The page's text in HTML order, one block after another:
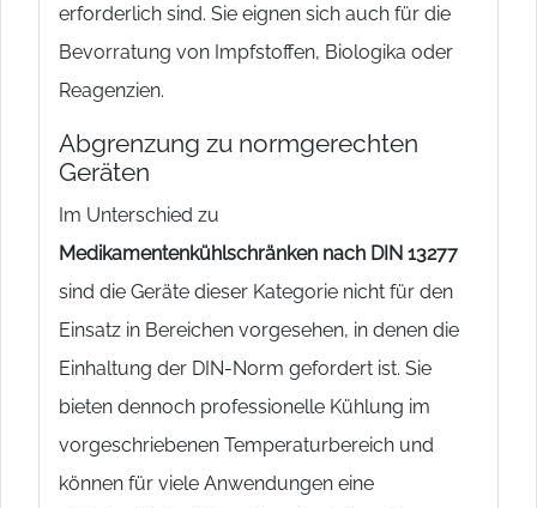
erforderlich sind. Sie eignen sich auch für die
Bevorratung von Impfstoffen, Biologika oder
Reagenzien.
Abgrenzung zu normgerechten
Geräten
Im Unterschied zu
Medikamentenkühlschränken nach DIN 13277
sind die Geräte dieser Kategorie nicht für den
Einsatz in Bereichen vorgesehen, in denen die
Einhaltung der DIN-Norm gefordert ist. Sie
bieten dennoch professionelle Kühlung im
vorgeschriebenen Temperaturbereich und
können für viele Anwendungen eine